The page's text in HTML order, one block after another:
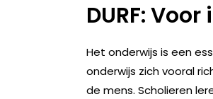
DURF:
Het onderwijs is een
onderwijs zich vooral
de mens. Scholieren